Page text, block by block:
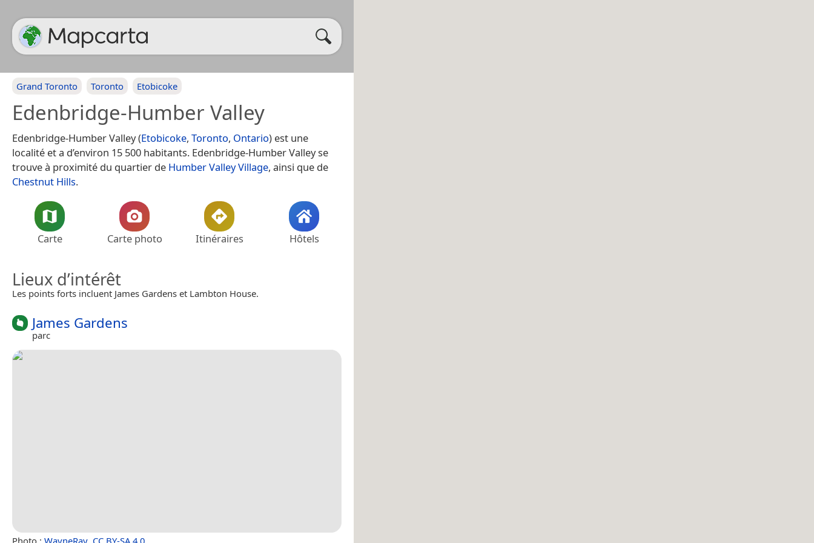
Grand Toronto Toronto Etobicoke
Edenbridge-Humber Valley
Edenbridge-Humber Valley (Etobicoke, Toronto, Ontario) est une
localité et a d’environ 15 500 habitants. Edenbridge-Humber Valley se
trouve à proximité du quartier de Humber Valley Village, ainsi que de
Chestnut Hills.
Carte Carte photo Itinéraires Hôtels
Lieux d’intérêt
Les points forts incluent James Gardens et Lambton House.
James Gardens
parc
Photo : WayneRay CC BY-SA 4.0